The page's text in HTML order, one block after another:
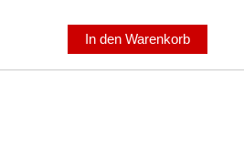
In den Warenkorb